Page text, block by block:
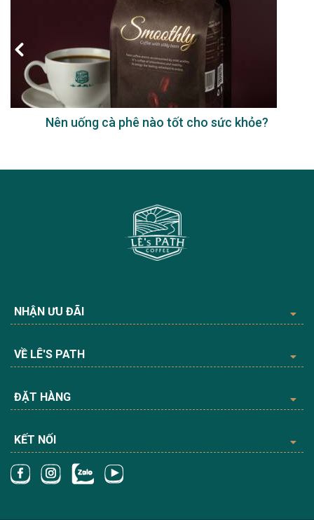
Nên uống cà phê nào tốt cho sức khỏe?
NHẬN ƯU ĐÃI
VỀ LÊ'S PATH
ĐẶT HÀNG
KẾT NỐI